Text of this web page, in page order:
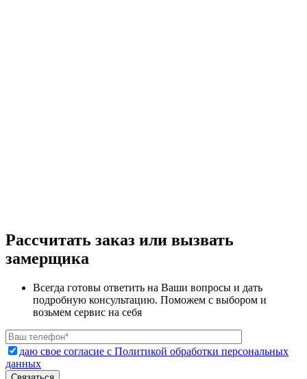
Рассчитать заказ или вызвать
замерщика
Всегда готовы ответить на Ваши вопросы и дать
подробную консультацию. Поможем с выбором и
возьмем сервис на себя
даю свое согласие с Политикой обработки персональных
данных